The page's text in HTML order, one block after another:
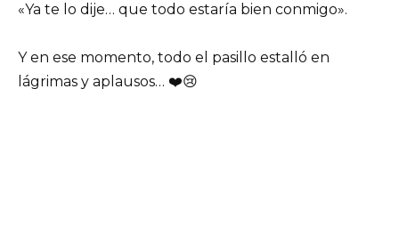
«Ya te lo dije… que todo estaría bien conmigo».
Y en ese momento, todo el pasillo estalló en
lágrimas y aplausos… ❤️😢